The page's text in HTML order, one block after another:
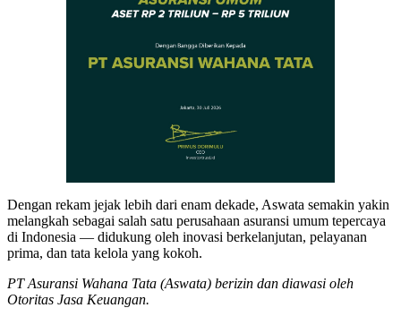
Dengan rekam jejak lebih dari enam dekade, Aswata semakin yakin
melangkah sebagai salah satu perusahaan asuransi umum tepercaya
di Indonesia — didukung oleh inovasi berkelanjutan, pelayanan
prima, dan tata kelola yang kokoh.
PT Asuransi Wahana Tata (Aswata) berizin dan diawasi oleh
Otoritas Jasa Keuangan.